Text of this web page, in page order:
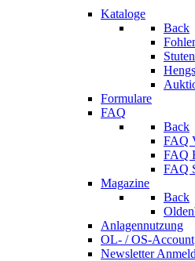
Kataloge
Back
Stuten
Formulare
FAQ
Back
FAQ
FAQ
FAQ
Magazine
Back
Anlagennutzung
OL- / OS-Account
Newsletter